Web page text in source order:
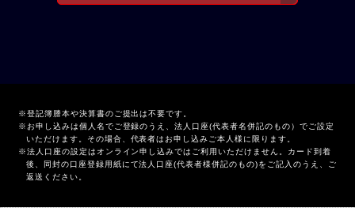
登記簿謄本や決算書のご提出は不要です。
お申し込みは個人名でご登録のうえ、法人口座(代表者名併記のもの）でご設定
いただけます。その場合、代表者はお申し込みご本人様に限ります。
法人口座の設定はオンライン申し込みではご利用いただけません。カード到着
後、同封の口座登録用紙にて法人口座(代表者様併記のもの)をご記入のうえ、ご
返送ください。